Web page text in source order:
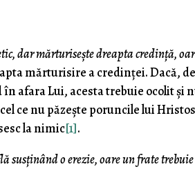
dar mărturiseşte dreapta credinţă,
măr­turisire a credinţei. Dacă,
afara Lui, acesta trebuie ocolit şi
ce nu păzeşte poruncile lui
la nimic[1].
susţinând o erezie, oare un frate trebuie